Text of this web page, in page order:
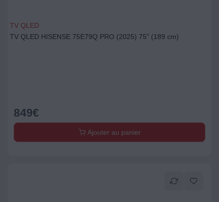
TV QLED
TV QLED HISENSE 75E79Q PRO (2025) 75" (189 cm)
849€
Ajouter au panier